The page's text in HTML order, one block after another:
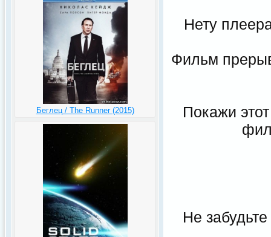
Беглец / The Runner (2015)
Нету
Фильм
Покажи
Не